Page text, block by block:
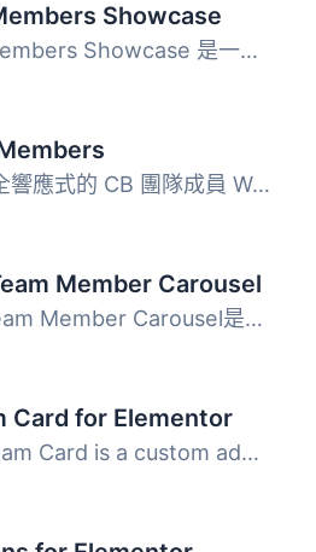
Showcase
TS Team Members Showcase 是一款功能強大且支援響應式設計的...
這是一個完全響應式的 CB 團隊成員 WordPress 外掛程式，支援...
Member Carousel
Amazing Team Member Carousel是一個超現代的團隊成員插件，...
Card for Elementor
Awsome Team Card is a custom addon plugin that adds extr...